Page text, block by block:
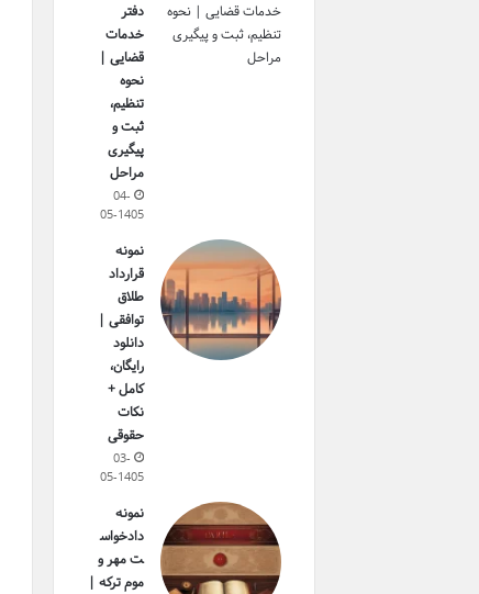
دفتر
خدمات
قضایی |
نحوه
تنظیم،
ثبت و
پیگیری
مراحل
04-
05-1405
نمونه
قرارداد
طلاق
توافقی |
دانلود
رایگان،
کامل +
نکات
حقوقی
03-
05-1405
نمونه
دادخواس
ت مهر و
موم ترکه |